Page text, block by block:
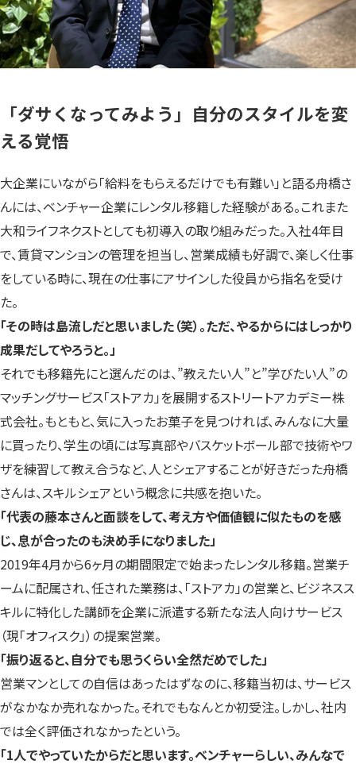
「ダサくなってみよう」自分のスタイルを変
える覚悟
大企業にいながら「給料をもらえるだけでも有難い」と語る舟橋さ
んには、ベンチャー企業にレンタル移籍した経験がある。これまた
大和ライフネクストとしても初導入の取り組みだった。入社4年目
で、賃貸マンションの管理を担当し、営業成績も好調で、楽しく仕事
をしている時に、現在の仕事にアサインした役員から指名を受け
た。
「その時は島流しだと思いました（笑）。ただ、やるからにはしっかり
成果だしてやろうと。」
それでも移籍先にと選んだのは、”教えたい人”と”学びたい人”の
マッチングサービス「ストアカ」を展開するストリートアカデミー株
式会社。もともと、気に入ったお菓子を見つければ、みんなに大量
に買ったり、学生の頃には写真部やバスケットボール部で技術やワ
ザを練習して教え合うなど、人とシェアすることが好きだった舟橋
さんは、スキルシェアという概念に共感を抱いた。
「代表の藤本さんと面談をして、考え方や価値観に似たものを感
じ、息が合ったのも決め手になりました」
2019年4月から6ヶ月の期間限定で始まったレンタル移籍。営業チ
ームに配属され、任された業務は、「ストアカ」の営業と、ビジネスス
キルに特化した講師を企業に派遣する新たな法人向けサービス
（現「オフィスク」）の提案営業。
「振り返ると、自分でも思うくらい全然だめでした」
営業マンとしての自信はあったはずなのに、移籍当初は、サービス
がなかなか売れなかった。それでもなんとか初受注。しかし、社内
では全く評価されなかったという。
「1人でやっていたからだと思います。ベンチャーらしい、みんなで